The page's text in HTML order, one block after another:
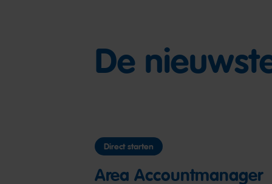
De
Direct starten
Area Accountmanager